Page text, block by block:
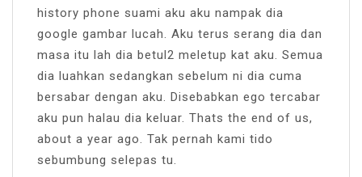
history phone suami aku aku nampak dia
google gambar lucah. Aku terus serang dia dan
masa itu lah dia betul2 meletup kat aku. Semua
dia luahkan sedangkan sebelum ni dia cuma
bersabar dengan aku. Disebabkan ego tercabar
aku pun halau dia keluar. Thats the end of us,
about a year ago. Tak pernah kami tido
sebumbung selepas tu.